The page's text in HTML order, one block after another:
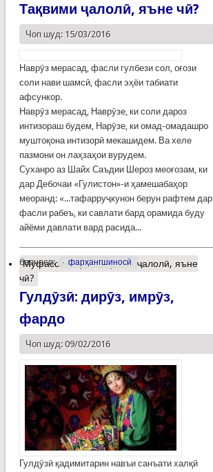
Тақвими ҷалолӣ, яъне чӣ?
Чоп шуд: 15/03/2016
Наврӯз мерасад, фасли гулбези сол, оғози
соли нави шамсӣ, фасли эҳёи табиати
афсункор.
Наврӯз мерасад, Наврӯзе, ки соли дароз
интизораш будем, Нарӯзе, ки омад-омадашро
муштоқона интизорӣ мекашидем. Ва хеле
пазмони он лаҳзаҳои вурудем.
Суханро аз Шайх Саъдии Шероз меоғозам, ки
дар Дебочаи «Гулистон»-и ҳамешабаҳор
меоранд: «...тафарруҷкунон берун рафтем дар
фасли рабеъ, ки савлати бард орамида буду
айёми давлати вард расида...
барчасп: фарҳангшиносӣ
Муфассалтаро Тақвими ҷалолӣ, яъне
чӣ?
Гулдӯзӣ: дирӯз, имрӯз,
фардо
Чоп шуд: 09/02/2016
Гулдӯзӣ қадимитарин навъи санъати халқӣ